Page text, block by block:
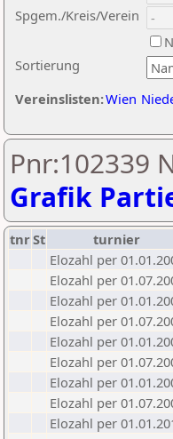
Sortierung
Spgem./Kreis/Verein
Vereinslisten:Wien
Pnr:102339
Grafik
tnrSt turnier
Elozahl per
Elozahl per
Elozahl per
Elozahl per
Elozahl per
Elozahl per
Elozahl per
Elozahl per
Elozahl per